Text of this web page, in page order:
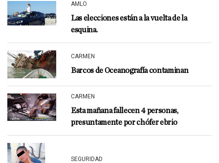
AMLO
Las elecciones están a la vuelta de la
esquina.
CARMEN
Barcos de Oceanografía contaminan
CARMEN
Esta mañana fallecen 4 personas,
presuntamente por chófer ebrio
SEGURIDAD